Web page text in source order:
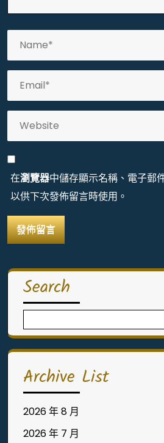
在瀏覽器中儲存顯示名稱、電子郵
以供下次發佈留言時使用。
Search
for:
Archive List
2026 年 8 月
2026 年 7 月